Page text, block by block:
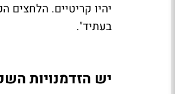
יהיו קריטיים. הלחצים
בעתיד".
יש הזדמנויות